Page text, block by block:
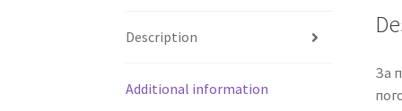
Description
Additional information
За